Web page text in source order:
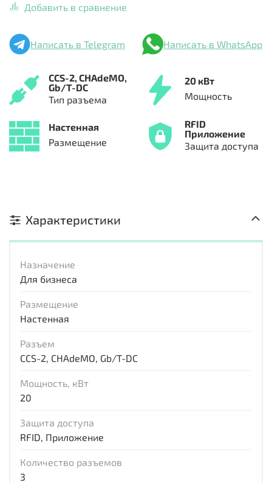
Добавить в сравнение
Настенная
Размещение
CCS-2, CHAdeMO,
Gb/T-DC
Тип разъема
20 кВт
Мощность
RFID
Приложение
Защита доступа
Написать в Telegram Написать в WhatsApp
Характеристики
Назначение
Для бизнеса
Размещение
Настенная
Разъем
CCS-2, CHAdeMO, Gb/T-DC
Мощность, кВт
20
Защита доступа
RFID, Приложение
Количество разъемов
3